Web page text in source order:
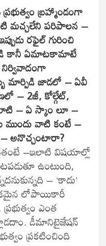
బ్రహ్మాండంగా
మచ్చలేని పరిపాలన –
రఫైల్ గురించి
కానీ ఏమాటకామాటే
మార్పిడి జాడలో – ఏవీ
– 2జీ, కోల్గేట్,
లాటి – ఏ స్కాం లూ –
వాటి కంటే –
– అనొచ్చంటారా?
–ఇలాటి విషయాల్లో
ఉంటుంది,
– ‘కాదు’
లోపాయికారీ
ఎంత
డీమానిటైజేషన్
ప్రకటించింది